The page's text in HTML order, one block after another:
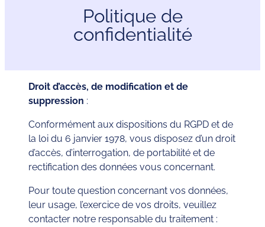
Politique de
confidentialité
Droit d’accès, de modification et de
suppression :
Conformément aux dispositions du RGPD et de
la loi du 6 janvier 1978, vous disposez d’un droit
d’accès, d’interrogation, de portabilité et de
rectification des données vous concernant.
Pour toute question concernant vos données,
leur usage, l’exercice de vos droits, veuillez
contacter notre responsable du traitement :